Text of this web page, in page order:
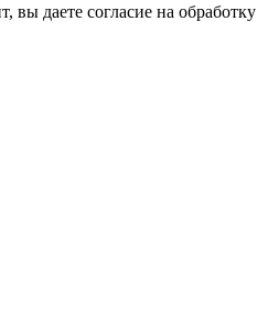
вы даете согласие на обработку